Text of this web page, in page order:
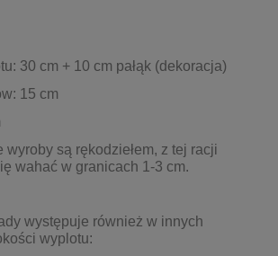
30 cm + 10 cm pałąk (dekoracja)
15 cm
wyroby są rękodziełem, z tej racji
wahać w granicach 1-3 cm.
występuje również w innych
wyplotu: